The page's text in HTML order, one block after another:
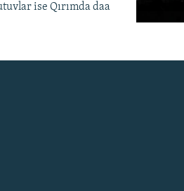
ise Qırımda daa